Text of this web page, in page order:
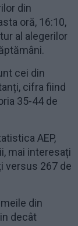
din
oră, 16:10,
al alegerilor
cei din
cifra fiind
35-44 de
AEP,
mai interesați
versus 267 de
din
decât